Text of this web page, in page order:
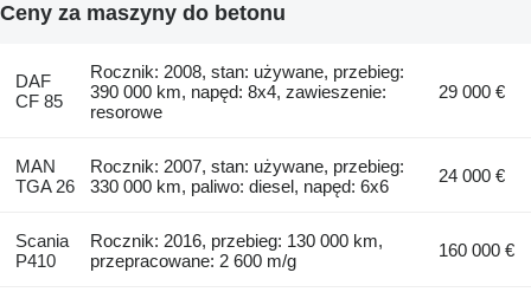
Ceny za maszyny do betonu
DAF
CF 85
Rocznik: 2008, stan: używane, przebieg:
390 000 km, napęd: 8x4, zawieszenie:
resorowe
29 000 €
MAN
TGA 26
Rocznik: 2007, stan: używane, przebieg:
330 000 km, paliwo: diesel, napęd: 6x6
24 000 €
Scania
P410
Rocznik: 2016, przebieg: 130 000 km,
przepracowane: 2 600 m/g
160 000 €